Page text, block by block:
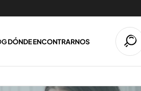
DÓNDE ENCONTRARNOS